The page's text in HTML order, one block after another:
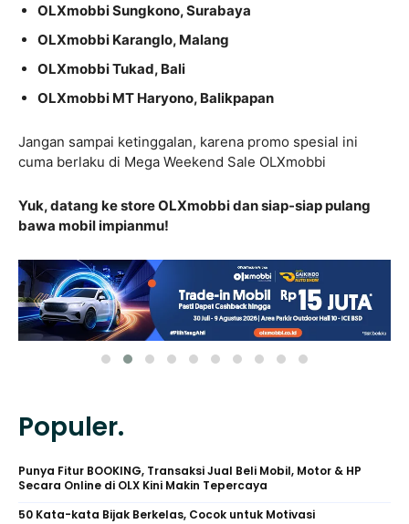
OLXmobbi Sungkono, Surabaya
OLXmobbi Karanglo, Malang
OLXmobbi Tukad, Bali
OLXmobbi MT Haryono, Balikpapan
Jangan sampai ketinggalan, karena promo spesial ini
cuma berlaku di Mega Weekend Sale OLXmobbi
Yuk, datang ke store OLXmobbi dan siap-siap pulang
bawa mobil impianmu!
Populer.
Punya Fitur BOOKING, Transaksi Jual Beli Mobil, Motor & HP
Secara Online di OLX Kini Makin Tepercaya
50 Kata-kata Bijak Berkelas, Cocok untuk Motivasi